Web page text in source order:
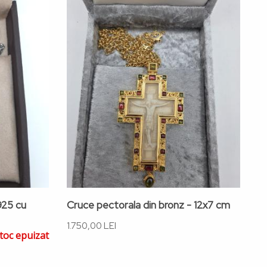
cu
epuizat
Cruce pectorala din bronz - 12x7 cm
1.750,00 LEI